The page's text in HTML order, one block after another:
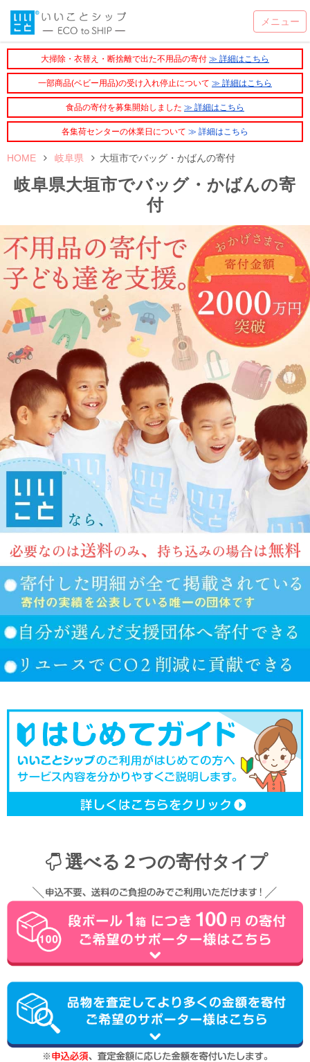
大掃除・衣替え・断捨離で出た不用品の寄付 ≫ 詳細はこちら
一部商品(ベビー用品)の受け入れ停止について ≫ 詳細はこちら
食品の寄付を募集開始しました ≫ 詳細はこちら
各集荷センターの休業日について ≫ 詳細はこちら
HOME 岐阜県 大垣市でバッグ・かばんの寄付
岐阜県大垣市でバッグ・かばんの寄
付
選べる２つの寄付タイプ